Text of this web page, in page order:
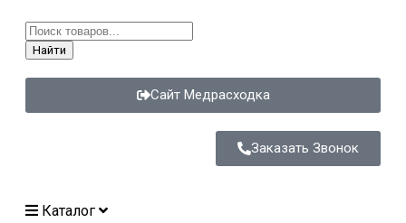
Найти
Сайт Медрасходка
Заказать Звонок
Каталог